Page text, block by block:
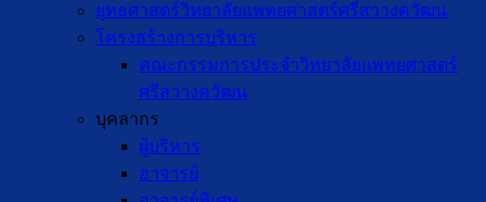
ยุทธศาสตร์วิทยาลัยแพทยศาสตร์ศรีสวางควัฒน
โครงสร้างการบริหาร
คณะกรรมการประจำวิทยาลัยแพทยศาสตร์
ศรีสวางควัฒน
บุคลากร
ผู้บริหาร
อาจารย์